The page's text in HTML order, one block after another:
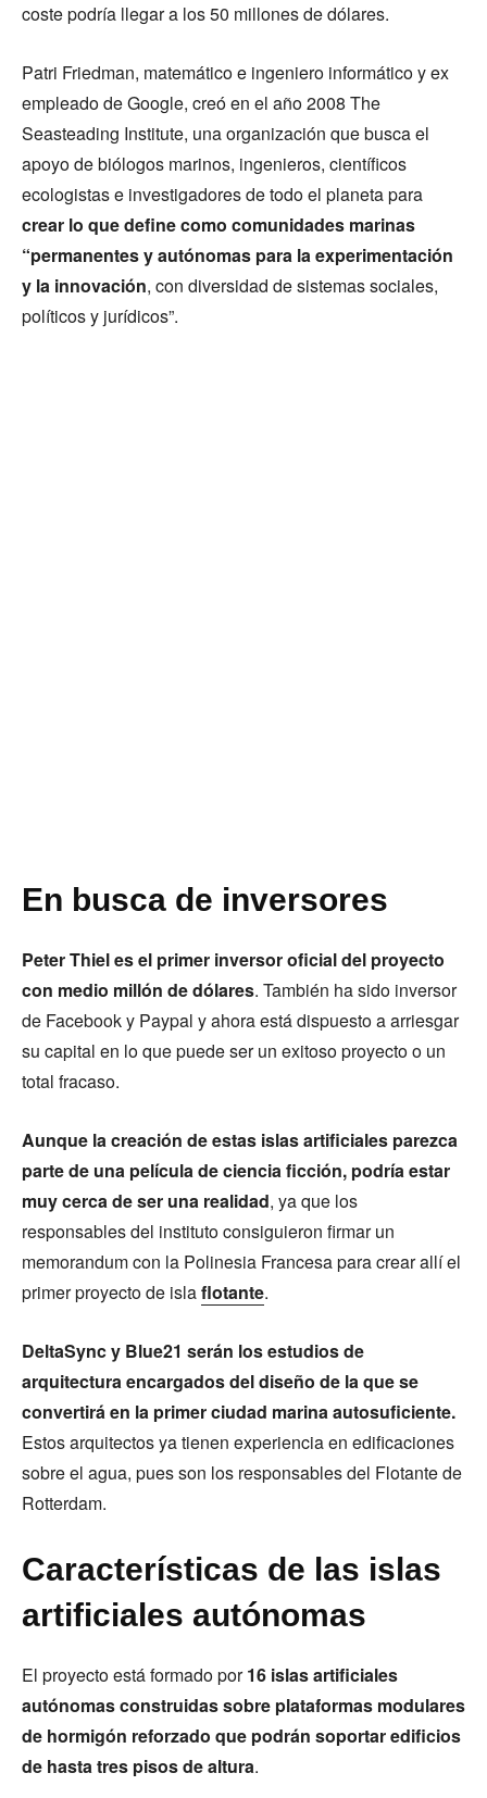
coste podría llegar a los 50 millones de dólares.
Patri Friedman, matemático e ingeniero informático y ex
empleado de Google, creó en el año 2008 The
Seasteading Institute, una organización que busca el
apoyo de biólogos marinos, ingenieros, científicos
ecologistas e investigadores de todo el planeta para
crear lo que define como comunidades marinas
“permanentes y autónomas para la experimentación
y la innovación, con diversidad de sistemas sociales,
políticos y jurídicos”.
En busca de inversores
Peter Thiel es el primer inversor oficial del proyecto
con medio millón de dólares. También ha sido inversor
de Facebook y Paypal y ahora está dispuesto a arriesgar
su capital en lo que puede ser un exitoso proyecto o un
total fracaso.
Aunque la creación de estas islas artificiales parezca
parte de una película de ciencia ficción, podría estar
muy cerca de ser una realidad, ya que los
responsables del instituto consiguieron firmar un
memorandum con la Polinesia Francesa para crear allí el
primer proyecto de islaflotante.
DeltaSync y Blue21 serán los estudios de
arquitectura encargados del diseño de la que se
convertirá en la primer ciudad marina autosuficiente.
Estos arquitectos ya tienen experiencia en edificaciones
sobre el agua, pues son los responsables del Flotante de
Rotterdam.
Características de las islas
artificiales autónomas
El proyecto está formado por16 islas artificiales
autónomas construidas sobre plataformas modulares
de hormigón reforzado que podrán soportar edificios
de hasta tres pisos de altura.